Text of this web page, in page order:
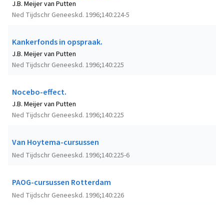
Ned Tijdschr Geneeskd. 1996;140:224-5
J.B. Meijer van Putten
Kankerfonds in opspraak.
Ned Tijdschr Geneeskd. 1996;140:225
J.B. Meijer van Putten
Nocebo-effect.
Ned Tijdschr Geneeskd. 1996;140:225
J.B. Meijer van Putten
Van Hoytema-cursussen
Ned Tijdschr Geneeskd. 1996;140:225-6
PAOG-cursussen Rotterdam
Ned Tijdschr Geneeskd. 1996;140:226